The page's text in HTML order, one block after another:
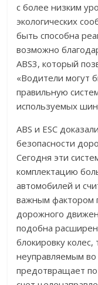
с более низким
экологических
быть способна
возможно
ABS3, который
«Водители могут
правильную
используемых
ABS и ESC
безопасности
Сегодня эти
комплектацию
автомобилей и
важным фактором
дорожного
подобна
блокировку колес,
неуправляемым
предотвращает